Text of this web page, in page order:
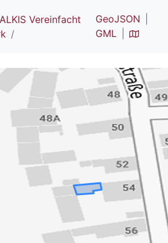
Vereinfacht
GeoJSON
GML